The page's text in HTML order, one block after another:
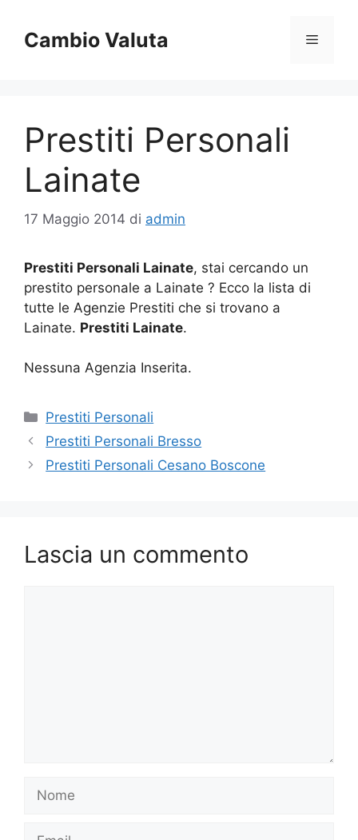
contenuto
Cambio Valuta Menu
Prestiti Personali
Lainate
17 Maggio 2014 di admin
Prestiti Personali Lainate, stai cercando un
prestito personale a Lainate ? Ecco la lista di
tutte le Agenzie Prestiti che si trovano a
Lainate. Prestiti Lainate.
Nessuna Agenzia Inserita.
Categorie
Prestiti Personali
Prestiti Personali Bresso
Prestiti Personali Cesano Boscone
Lascia un commento
Nome
Email